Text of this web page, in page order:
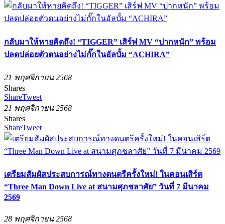
กลับมาให้หายคิดถึง! “TIGGER” เสิร์ฟ MV “ปากหนัก” พร้อม
ปลดปล่อยตัวตนอย่างไม่กั๊กในอัลบั้ม “ACHIRA”
21 พฤศจิกายน 2568
Shares
ShareTweet
21 พฤศจิกายน 2568
Shares
ShareTweet
เตรียมสัมผัสประสบการณ์ทางดนตรีครั้งใหม่! ในคอนเสิร์ต
“Three Man Down Live at สนามศุภชลาศัย” วันที่ 7 มีนาคม
2569
28 พฤศจิกายน 2568